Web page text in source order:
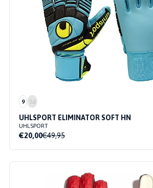
9 10
UHLSPORT ELIMINATOR SOFT HN
UHLSPORT
€20,00€49,95